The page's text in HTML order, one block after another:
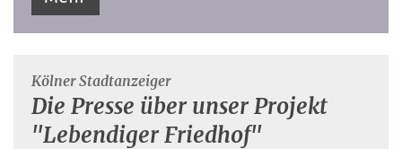
Kölner Stadtanzeiger:
Die Presse über unser Projekt
"Lebendiger Friedhof"